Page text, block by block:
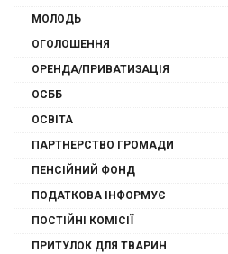
МОЛОДЬ
ОГОЛОШЕННЯ
ОРЕНДА/ПРИВАТИЗАЦІЯ
ОСББ
ОСВІТА
ПАРТНЕРСТВО ГРОМАДИ
ПЕНСІЙНИЙ ФОНД
ПОДАТКОВА ІНФОРМУЄ
ПОСТІЙНІ КОМІСІЇ
ПРИТУЛОК ДЛЯ ТВАРИН